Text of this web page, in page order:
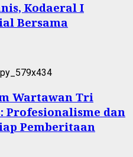
Kodaeral I
Bersama
Wartawan Tri
Profesionalisme dan
Pemberitaan